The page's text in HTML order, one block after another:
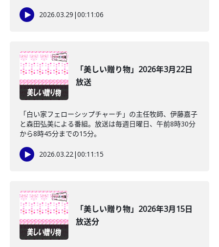
2026.03.29 |00:11:06
「美しい贈り物」2026年3月22日
放送
「白い家フェローシップチャーチ」の主任牧師、伊藤嘉子
と森田弘美による番組。放送は毎週日曜日、午前8時30分
から8時45分までの15分。
2026.03.22|00:11:15
「美しい贈り物」2026年3月15日
放送分